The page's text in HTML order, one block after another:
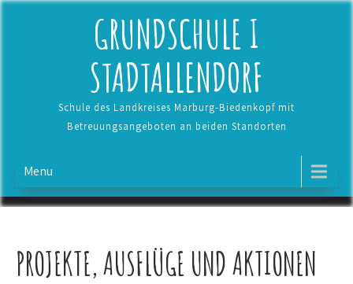
Skip
GRUNDSCHULE I
STADTALLENDORF
Schule des Landkreises Marburg-Biedenkopf mit
Betreuungsangeboten an beiden Standorten
Menu
PROJEKTE, AUSFLÜGE UND AKTIONEN